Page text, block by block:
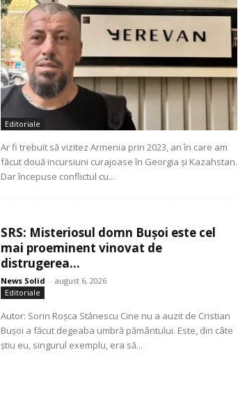
Editoriale
Ar fi trebuit să vizitez Armenia prin 2023, an în care am
făcut două incursiuni curajoase în Georgia și Kazahstan.
Dar începuse conflictul cu...
SRS: Misteriosul domn Bușoi este cel
mai proeminent vinovat de
distrugerea...
News Solid - august 6, 2026
Editoriale
Autor: Sorin Roșca Stănescu Cine nu a auzit de Cristian
Bușoi a făcut degeaba umbră pământului. Este, din câte
știu eu, singurul exemplu, era să...